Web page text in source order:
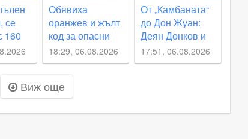
се
160
Обявиха
оранжев и жълт
код за опасни
жеги утре
18:29, 06.08.2026
От „Камбаната“
до Дон Жуан:
Деян Донков и
Недялко
Славов с нов
17:51, 06.08.2026
Виж още